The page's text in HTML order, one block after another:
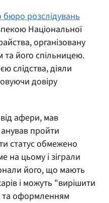
розслідувань
Національної
організовану
його спільницею.
слідства, діяли
довіру
афери, мав
пройти
статус обмежено
на цьому і зіграли
його, що мають
і можуть "вирішити
та оформленням